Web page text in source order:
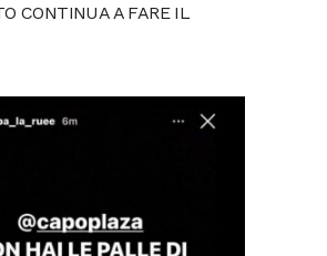
CONTINUA A FARE IL